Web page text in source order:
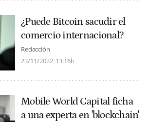
¿Puede Bitcoin sacudir el
comercio internacional?
Redacción
23/11/2022 13:16h
Mobile World Capital ficha
a una experta en 'blockchain'